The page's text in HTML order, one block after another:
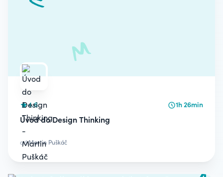
4.6 1h 26min
Úvod do Design Thinking
odMartin Puškáč